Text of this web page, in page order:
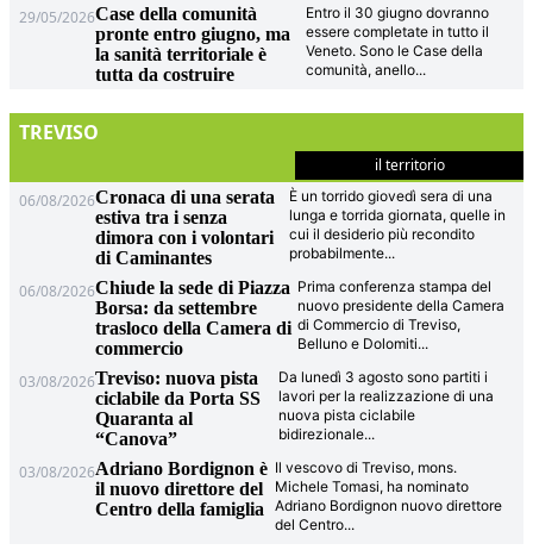
29/05/2026Case della comunità
pronte entro giugno, ma
la sanità territoriale è
tutta da costruire
Entro il 30 giugno dovranno
essere completate in tutto il
Veneto. Sono le Case della
comunità, anello...
TREVISO
il territorio
06/08/2026Cronaca di una serata
estiva tra i senza
dimora con i volontari
di Caminantes
È un torrido giovedì sera di una
lunga e torrida giornata, quelle in
cui il desiderio più recondito
probabilmente...
06/08/2026Chiude la sede di Piazza
Borsa: da settembre
trasloco della Camera di
commercio
Prima conferenza stampa del
nuovo presidente della Camera
di Commercio di Treviso,
Belluno e Dolomiti...
03/08/2026Treviso: nuova pista
ciclabile da Porta SS
Quaranta al
“Canova”
Da lunedì 3 agosto sono partiti i
lavori per la realizzazione di una
nuova pista ciclabile
bidirezionale...
03/08/2026Adriano Bordignon è
il nuovo direttore del
Centro della famiglia
Il vescovo di Treviso, mons.
Michele Tomasi, ha nominato
Adriano Bordignon nuovo direttore
del Centro...